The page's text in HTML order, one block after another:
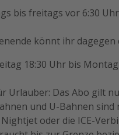
bis freitags vor 6:30
könnt ihr
18:30 Uhr bis
Urlauber: Das Abo gilt
und U-Bahnen
oder die ICE-